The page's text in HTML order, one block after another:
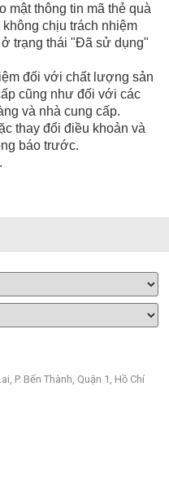
mật thông tin mã thẻ quà
chịu trách nhiệm
ở trạng thái "Đã sử dụng"
đối với chất lượng sản
cũng như đối với các
và nhà cung cấp.
thay đổi điều khoản và
báo trước.
P. Bến Thành, Quận 1, Hồ Chí